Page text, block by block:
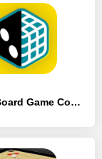
Dized - Board Game Companion - [MOD Бесконечные монеты]